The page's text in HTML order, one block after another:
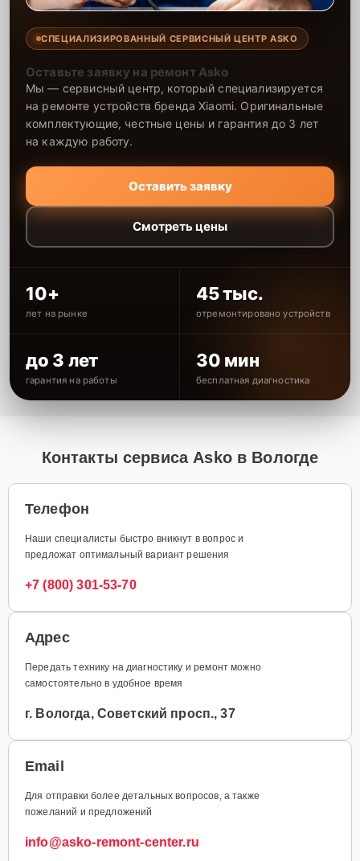
СПЕЦИАЛИЗИРОВАННЫЙ СЕРВИСНЫЙ ЦЕНТР ASKO
Оставьте заявку на ремонт Asko
Мы — сервисный центр, который специализируется
на ремонте устройств бренда Xiaomi. Оригинальные
комплектующие, честные цены и гарантия до 3 лет
на каждую работу.
Оставить заявку
Смотреть цены
10+
лет на рынке
45 тыс.
отремонтировано устройств
до 3 лет
гарантия на работы
30 мин
бесплатная диагностика
Контакты сервиса Asko в Вологде
Телефон
Наши специалисты быстро вникнут в вопрос и
предложат оптимальный вариант решения
+7 (800) 301-53-70
Адрес
Передать технику на диагностику и ремонт можно
самостоятельно в удобное время
г. Вологда, Советский просп., 37
Email
Для отправки более детальных вопросов, а также
пожеланий и предложений
info@asko-remont-center.ru